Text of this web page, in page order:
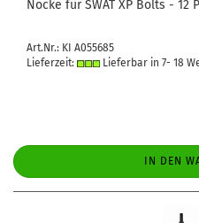
Nocke für SWAT XP Bolts - 12
Art.Nr.: KI A055685
Lieferzeit:
Lieferbar in 7- 18
IN DEN